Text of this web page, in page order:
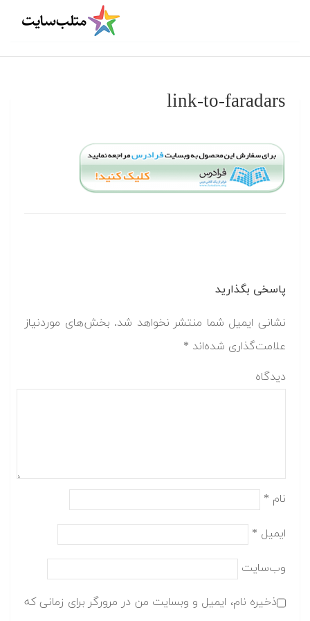
link-to-faradars
پاسخی بگذارید
نشانی ایمیل شما منتشر نخواهد شد. بخش‌های موردنیاز
علامت‌گذاری شده‌اند *
دیدگاه
نام *
ایمیل *
وب‌سایت
ذخیره نام، ایمیل و وبسایت من در مرورگر برای زمانی که